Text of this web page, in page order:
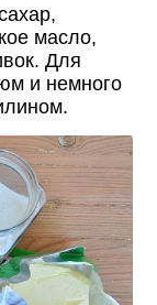
масло,
Для
и немного